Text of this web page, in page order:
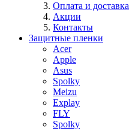
Оплата и доставка
Акции
Контакты
Защитные пленки
Acer
Apple
Asus
Spolky
Meizu
Explay
FLY
Spolky